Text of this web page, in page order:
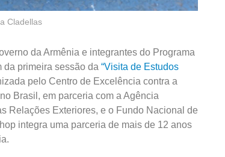
Cladellas
da Armênia e integrantes do Programa
da primeira sessão da “Visita de Estudos
pelo Centro de Excelência contra a
Brasil, em parceria com a Agência
Relações Exteriores, e o Fundo Nacional de
integra uma parceria de mais de 12 anos